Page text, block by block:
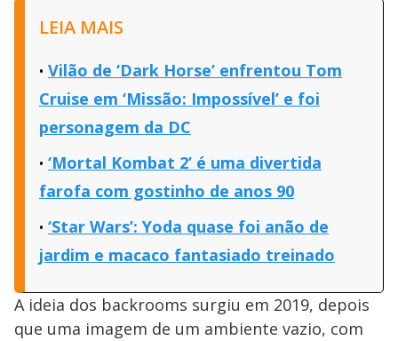
LEIA MAIS
Vilão de ‘Dark Horse’ enfrentou Tom
Cruise em ‘Missão: Impossível’ e foi
personagem da DC
‘Mortal Kombat 2’ é uma divertida
farofa com gostinho de anos 90
‘Star Wars’: Yoda quase foi anão de
jardim e macaco fantasiado treinado
A ideia dos backrooms surgiu em 2019, depois
que uma imagem de um ambiente vazio, com